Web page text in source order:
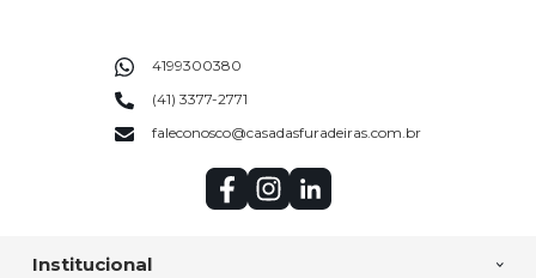
Institucional
4199300380
(41) 3377-2771
faleconosco@casadasfuradeiras.com.br